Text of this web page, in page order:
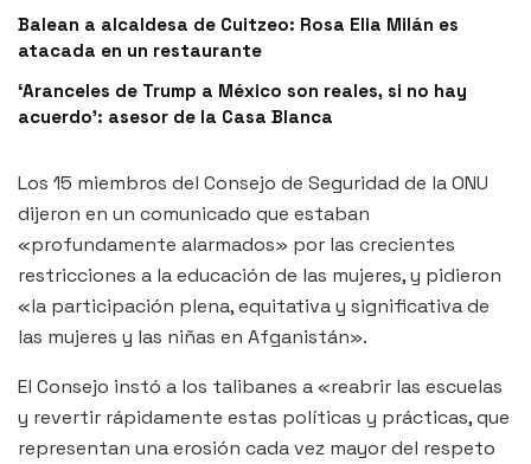
Balean a alcaldesa de Cuitzeo: Rosa Elia Milán es
atacada en un restaurante
‘Aranceles de Trump a México son reales, si no hay
acuerdo’: asesor de la Casa Blanca
Los 15 miembros del Consejo de Seguridad de la ONU
dijeron en un comunicado que estaban
«profundamente alarmados» por las crecientes
restricciones a la educación de las mujeres, y pidieron
«la participación plena, equitativa y significativa de
las mujeres y las niñas en Afganistán».
El Consejo instó a los talibanes a «reabrir las escuelas
y revertir rápidamente estas políticas y prácticas, que
representan una erosión cada vez mayor del respeto